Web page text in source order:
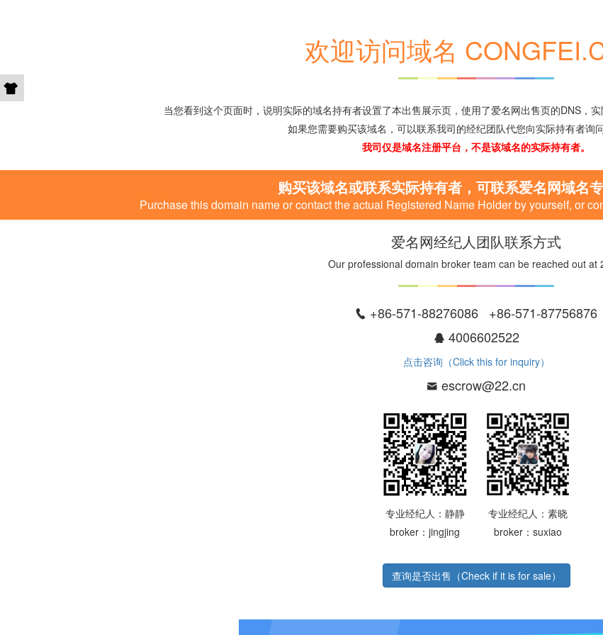
欢迎访问域名
当您看到这个页面时，说明实际的域名持有者设置了本出售展示页，使用了爱名网出售页的DNS，
如果您需要购买该域名，可以联系我司的经纪团队代您向实际持有者询
我司仅是域名注册平台，不是该域名的实际持有者。
购买该域名或联系实际持有者，可联系爱名网域名
Purchase this domain name or contact the actual Registered Name Holder by yourself, or
爱名网经纪人团队联系方式
Our professional domain broker team can be reached out at
+86-571-88276086 +86-571-87756876
4006602522
点击咨询（Click this for inquiry）
escrow@22.cn
专业经纪人：静静
broker：jingjing
专业经纪人：素晓
broker：suxiao
查询是否出售（Check if it is for sale）